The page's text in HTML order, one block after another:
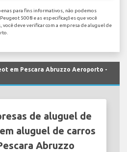
para fins informativos, não podemos
5008 e as especificações que você
você deve verificar com a empresa de aluguel de
em Pescara Abruzzo Aeroporto -
de aluguel de
aluguel de carros
Abruzzo